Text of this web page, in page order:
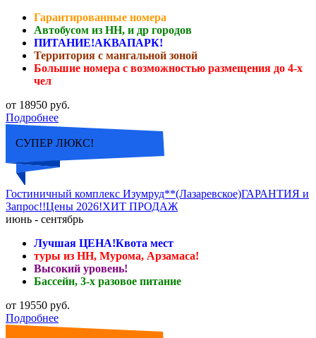
Гарантированные номера
Автобусом из НН, и др городов
ПИТАНИЕ!АКВАПАРК!
Территория с мангальной зоной
Большие номера с возможностью размещения до 4-х
чел
от 18950 руб.
Подробнее
СУПЕР ЛЮКС!
Гостиничный комплекс Изумруд**(Лазаревское)ГАРАНТИЯ и
Запрос!!Цены 2026!ХИТ ПРОДАЖ
июнь - сентябрь
Лучшая ЦЕНА!Квота мест
туры из НН, Мурома, Арзамаса!
Высокий уровень!
Бассейн, 3-х разовое питание
от 19550 руб.
Подробнее